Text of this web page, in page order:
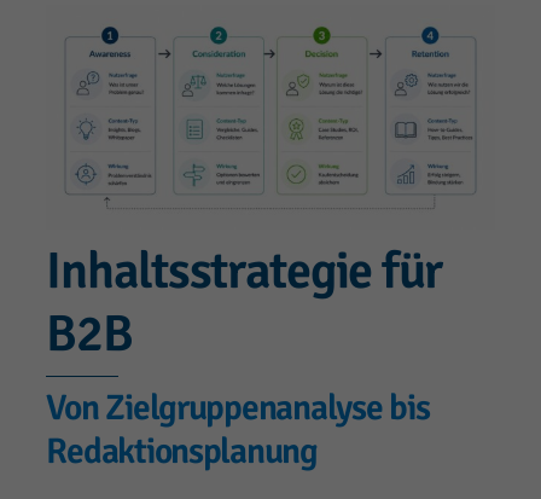
Inhaltsstrategie für
B2B
Von Zielgruppenanalyse bis
Redaktionsplanung